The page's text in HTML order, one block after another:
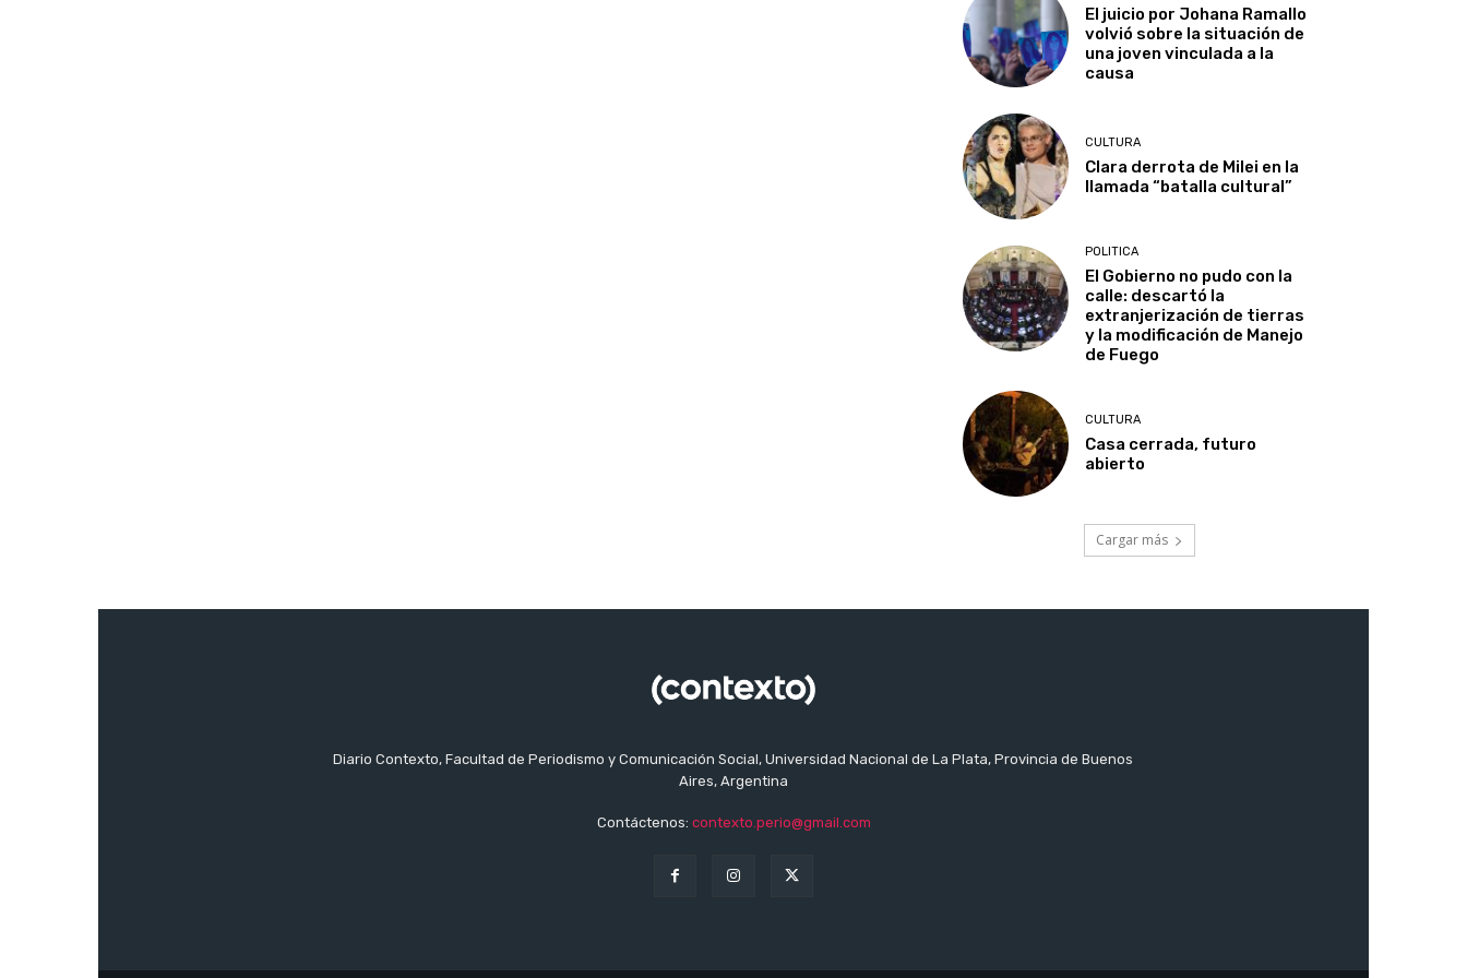
El juicio por Johana Ramallo
volvió sobre la situación de
una joven vinculada a la
causa
CULTURA
Clara derrota de Milei en la
llamada “batalla cultural”
POLITICA
El Gobierno no pudo con la
calle: descartó la
extranjerización de tierras
y la modificación de Manejo
de Fuego
CULTURA
Casa cerrada, futuro
abierto
Cargar más
Diario Contexto, Facultad de Periodismo y Comunicación Social, Universidad Nacional de La Plata, Provincia de Buenos
Aires, Argentina
Contáctenos: contexto.perio@gmail.com